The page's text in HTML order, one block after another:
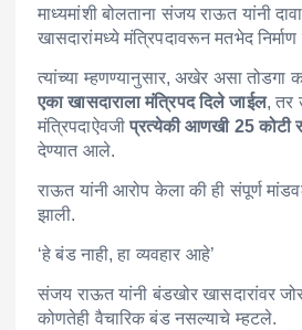
माध्यमांशी बोलताना संजय राऊत यांनी
खासदारांमध्ये मंत्रिपदावरून मतभेद
त्यांच्या म्हणण्यानुसार, अखेर असा तोडगा
एका खासदाराला मंत्रिपद दिले जाईल, तर
मंत्रिपदाऐवजीप्रत्येकी आणखी 25 कोटी
देण्यात आले.
राऊत यांनी आरोप केला की ही संपूर्ण
झाली.
‘हे बंड नाही, हा व्यवहार आहे’
संजय राऊत यांनी बंडखोर खासदारांवर
कोणतेही वैचारिक बंड नसल्याचे म्हटले.